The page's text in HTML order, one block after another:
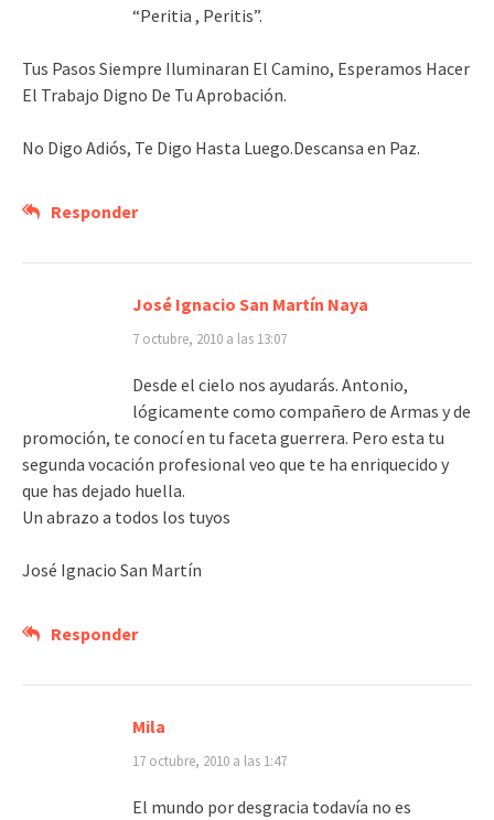
“Peritia , Peritis”.
Tus Pasos Siempre Iluminaran El Camino, Esperamos Hacer
El Trabajo Digno De Tu Aprobación.
No Digo Adiós, Te Digo Hasta Luego.Descansa en Paz.
Responder
José Ignacio San Martín Naya
7 octubre, 2010 a las 13:07
Desde el cielo nos ayudarás. Antonio,
lógicamente como compañero de Armas y de
promoción, te conocí en tu faceta guerrera. Pero esta tu
segunda vocación profesional veo que te ha enriquecido y
que has dejado huella.
Un abrazo a todos los tuyos
José Ignacio San Martín
Responder
Mila
17 octubre, 2010 a las 1:47
El mundo por desgracia todavía no es